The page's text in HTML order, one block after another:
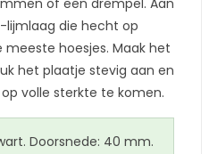
of een drempel. Aan
lijmlaag die hecht op
hoesjes. Maak het
het plaatje stevig aan en
volle sterkte te komen.
Doorsnede: 40 mm.